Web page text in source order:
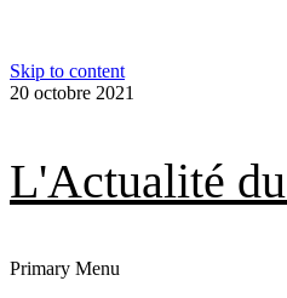
Skip to content
20 octobre 2021
L'Actualité
Primary Menu